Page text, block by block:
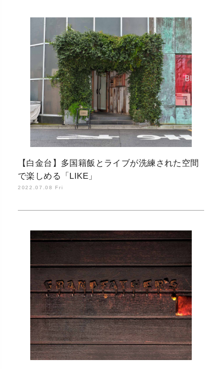
【白金台】多国籍飯とライブが洗練された空間
で楽しめる「LIKE」
2022.07.08 Fri